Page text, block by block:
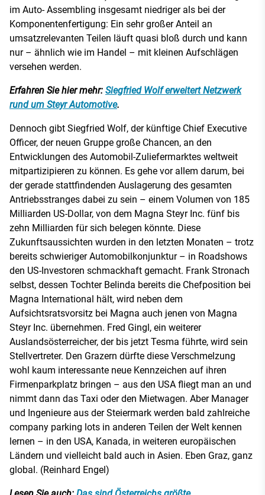
im Auto- Assembling insgesamt niedriger als bei der
Komponentenfertigung: Ein sehr großer Anteil an
umsatzrelevanten Teilen läuft quasi bloß durch und kann
nur – ähnlich wie im Handel – mit kleinen Aufschlägen
versehen werden.
Erfahren Sie hier mehr: Siegfried Wolf erweitert Netzwerk
rund um Steyr Automotive.
Dennoch gibt Siegfried Wolf, der künftige Chief Executive
Officer, der neuen Gruppe große Chancen, an den
Entwicklungen des Automobil-Zuliefermarktes weltweit
mitpartizipieren zu können. Es gehe vor allem darum, bei
der gerade stattfindenden Auslagerung des gesamten
Antriebsstranges dabei zu sein – einem Volumen von 185
Milliarden US-Dollar, von dem Magna Steyr Inc. fünf bis
zehn Milliarden für sich belegen könnte. Diese
Zukunftsaussichten wurden in den letzten Monaten – trotz
bereits schwieriger Automobilkonjunktur – in Roadshows
den US-Investoren schmackhaft gemacht. Frank Stronach
selbst, dessen Tochter Belinda bereits die Chefposition bei
Magna International hält, wird neben dem
Aufsichtsratsvorsitz bei Magna auch jenen von Magna
Steyr Inc. übernehmen. Fred Gingl, ein weiterer
Auslandsösterreicher, der bis jetzt Tesma führte, wird sein
Stellvertreter. Den Grazern dürfte diese Verschmelzung
wohl kaum interessante neue Kennzeichen auf ihren
Firmenparkplatz bringen – aus den USA fliegt man an und
nimmt dann das Taxi oder den Mietwagen. Aber Manager
und Ingenieure aus der Steiermark werden bald zahlreiche
company parking lots in anderen Teilen der Welt kennen
lernen – in den USA, Kanada, in weiteren europäischen
Ländern und vielleicht bald auch in Asien. Eben Graz, ganz
global. (Reinhard Engel)